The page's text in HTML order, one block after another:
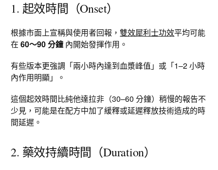
1. 起效時間（Onset）
根據市面上宣稱與使用者回報，雙效犀利士功效平均可能
在60～90 分鐘內開始發揮作用。​
有些版本更強調「兩小時內達到血漿峰值」或「1–2 小時
內作用明顯」。
這個起效時間比純他達拉非（30–60 分鐘）稍慢的報告不
少見，可能是在配方中加了緩釋或延遲釋放技術造成的時
間延遲。​
2. 藥效持續時間（Duration）